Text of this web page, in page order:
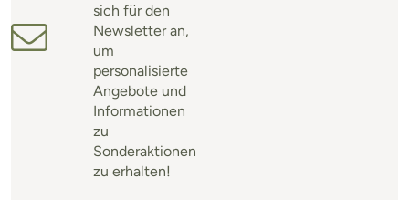
sich für den
Newsletter an,
um
personalisierte
Angebote und
Informationen
zu
Sonderaktionen
zu erhalten!